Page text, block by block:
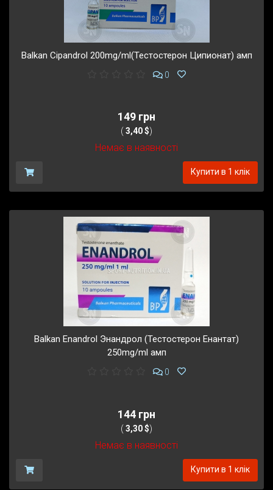
Balkan Cipandrol 200mg/ml(Тестостерон Ципионат) амп
0
149 грн
( 3,40 $)
Немає в наявності
Купити в 1 клік
Balkan Enandrol Энандрол (Тестостерон Енантат)
250mg/ml амп
0
144 грн
(3,30 $)
Немає в наявності
Купити в 1 клік